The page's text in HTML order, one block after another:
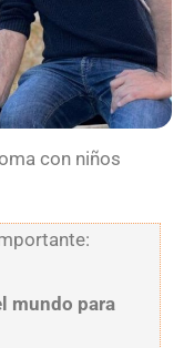
con niños
mundo para